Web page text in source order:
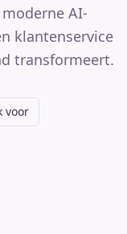
AI-
klantenservice
transformeert.
voor